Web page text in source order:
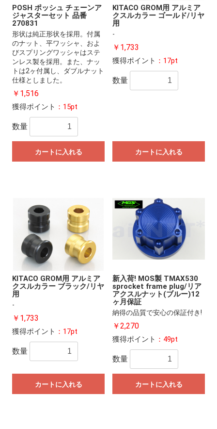
POSH ポッシュ チェーンア
ジャスターセット 品番
270831
形状は純正形状を採用。付属
のナット、平ワッシャ、およ
びスプリングワッシャはステ
ンレス製を採用。また、ナッ
トは2ヶ付属し、ダブルナット
仕様としました。
￥1,516
獲得ポイント ：15pt
数量
カートに入れる
KITACO GROM用 アルミア
クスルカラー ゴールド/リヤ
用
-
￥1,733
獲得ポイント ：17pt
数量
カートに入れる
KITACO GROM用 アルミア
クスルカラー ブラック/リヤ
用
-
￥1,733
獲得ポイント ：17pt
数量
カートに入れる
新入荷! MOS製 TMAX530
sprocket frame plug/リア
アクスルナット(ブルー)12
ヶ月保証
納得の品質で安心の保証付き!
￥2,270
獲得ポイント ：49pt
数量
カートに入れる